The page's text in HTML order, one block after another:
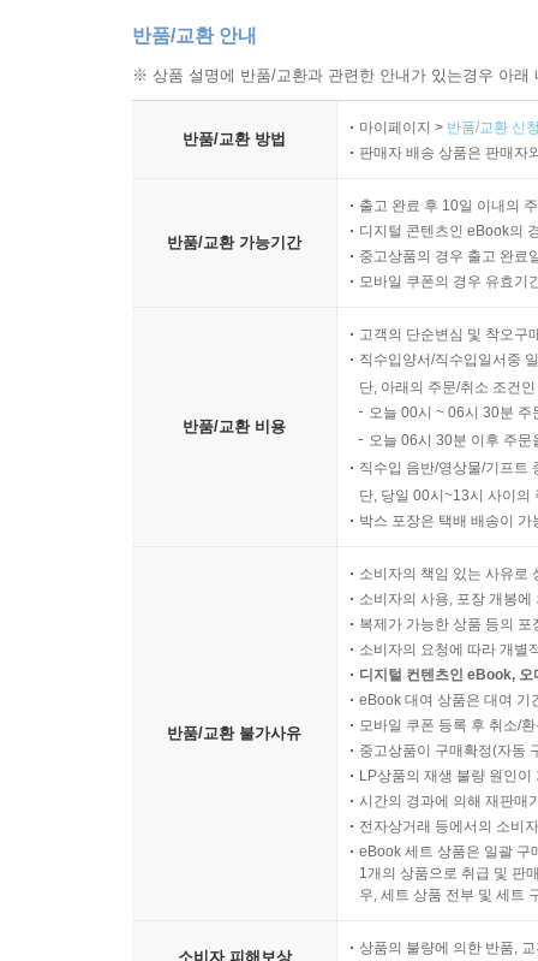
반품/교환 안내
※ 상품 설명에 반품/교환과 관련한 안내가 있는경우 아
반품/교환 방법
마이페이지 > 반품/교환 신
판매자 배송 상품은 판매자
반품/교환 가능기간
출고 완료 후 10일 이내의
디지털 콘텐츠인 eBook의
중고상품의 경우 출고 완료
모바일 쿠폰의 경우 유효기
반품/교환 비용
고객의 단순변심 및 착오구
직수입양서/직수입일서중
단, 아래의 주문/취소 조건
오늘 00시 ~ 06시 30분
오늘 06시 30분 이후 주
직수입 음반/영상물/기프트
단, 당일 00시~13시 사이의
박스 포장은 택배 배송이
반품/교환 불가사유
소비자의 책임 있는 사유로
소비자의 사용, 포장 개봉
복제가 가능한 상품 등의
소비자의 요청에 따라 개별
디지털 컨텐츠인 eBook,
eBook 대여 상품은 대여 기
모바일 쿠폰 등록 후 취소/
중고상품이 구매확정(자동
LP상품의 재생 불량 원인
시간의 경과에 의해 재판매
전자상거래 등에서의 소비
eBook 세트 상품은 일괄 구
1개의 상품으로 취급 및 판
우, 세트 상품 전부 및 세트
소비자 피해보상
상품의 불량에 의한 반품,